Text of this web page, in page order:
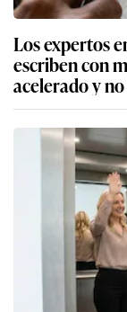
Los expertos
escriben con
acelerado y